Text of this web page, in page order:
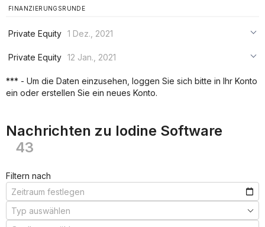
FINANZIERUNGSRUNDE
Private Equity 1 Dez., 2021
***
Private Equity 12 Jan., 2021
***
*** - Um die Daten einzusehen, loggen Sie sich bitte in Ihr Konto
ein oder erstellen Sie ein neues Konto.
Nachrichten zu Iodine Software
43
Filtern nach